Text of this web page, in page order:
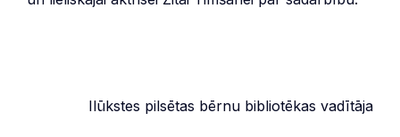
Ilūkstes pilsētas bērnu bibliotēkas vadītāja